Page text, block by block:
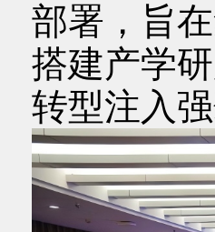
部署，旨
搭建产学
转型注入强